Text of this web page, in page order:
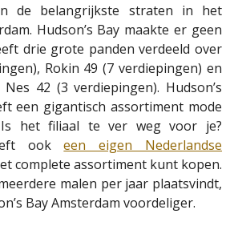
de belangrijkste straten in het
Hudson’s Bay maakte er geen
drie grote panden verdeeld over
Rokin 49 (7 verdiepingen) en
42 (3 verdiepingen). Hudson’s
een gigantisch assortiment mode
Is het filiaal te ver weg voor je?
ookeen eigen Nederlandse
complete assortiment kunt kopen.
malen per jaar plaatsvindt,
Bay Amsterdam voordeliger.